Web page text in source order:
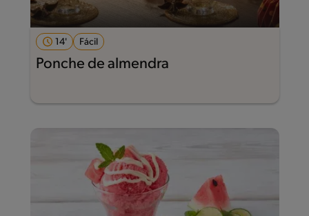
14' Fácil
Ponche de almendra